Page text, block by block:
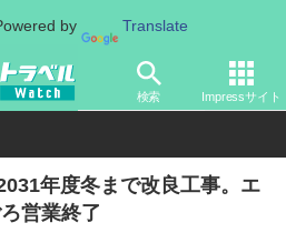
by Translate
検索 Impressサイト
鉄旅 駅ビル・エキナカ
年度冬まで改良工事。エ
営業終了